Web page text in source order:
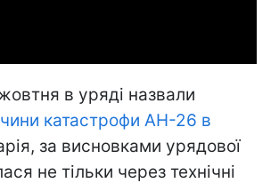
в уряді назвали
катастрофи АН-26 в
за висновками урядової
не тільки через технічні